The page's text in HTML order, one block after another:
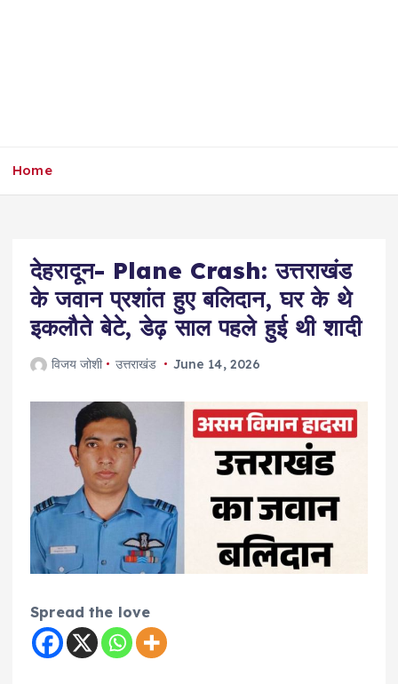
Home
देहरादून- Plane Crash: उत्तराखंड
के जवान प्रशांत हुए बलिदान, घर के थे
इकलौते बेटे, डेढ़ साल पहले हुई थी शादी
विजय जोशी उत्तराखंड June 14, 2026
Spread the love